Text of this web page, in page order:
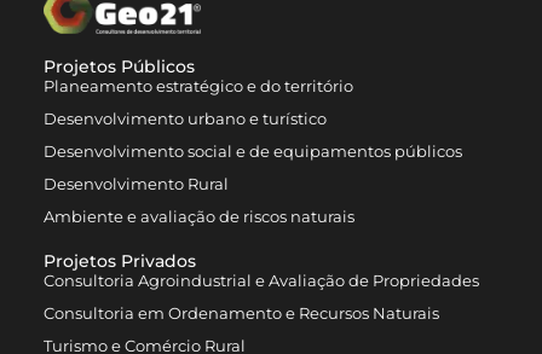
Projetos Públicos
Planeamento estratégico e do território
Desenvolvimento urbano e turístico
Desenvolvimento social e de equipamentos públicos
Desenvolvimento Rural
Ambiente e avaliação de riscos naturais
Projetos Privados
Consultoria Agroindustrial e Avaliação de Propriedades
Consultoria em Ordenamento e Recursos Naturais
Turismo e Comércio Rural